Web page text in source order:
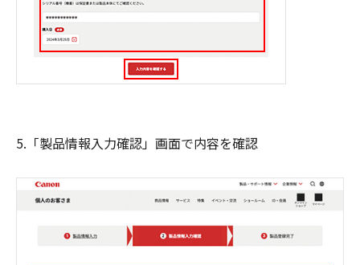
5.「製品情報入力確認」画面で内容を確認